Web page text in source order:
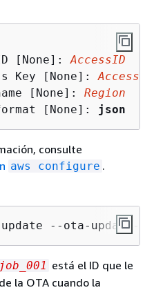
ID [None]: AccessID
Key [None]:
[None]: Region
[None]:
json
consulte
aws configure .
--ota-update-
está el ID que le
la OTA cuando la